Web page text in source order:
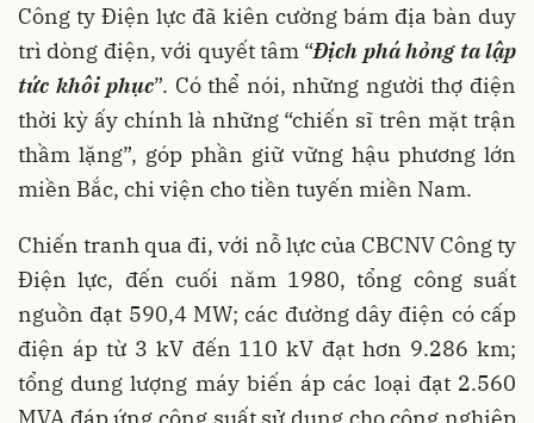
Công ty Điện lực đã kiên cường bám địa bàn duy
trì dòng điện, với quyết tâm “Địch phá hỏng ta lập
tức khôi phục”. Có thể nói, những người thợ điện
thời kỳ ấy chính là những “chiến sĩ trên mặt trận
thầm lặng”, góp phần giữ vững hậu phương lớn
miền Bắc, chi viện cho tiền tuyến miền Nam.
Chiến tranh qua đi, với nỗ lực của CBCNV Công ty
Điện lực, đến cuối năm 1980, tổng công suất
nguồn đạt 590,4 MW; các đường dây điện có cấp
điện áp từ 3 kV đến 110 kV đạt hơn 9.286 km;
tổng dung lượng máy biến áp các loại đạt 2.560